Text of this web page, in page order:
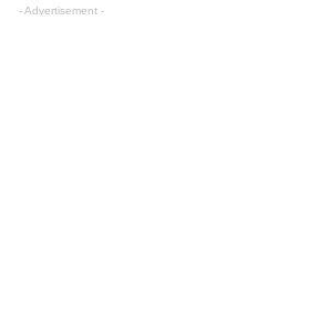
- Advertisement -